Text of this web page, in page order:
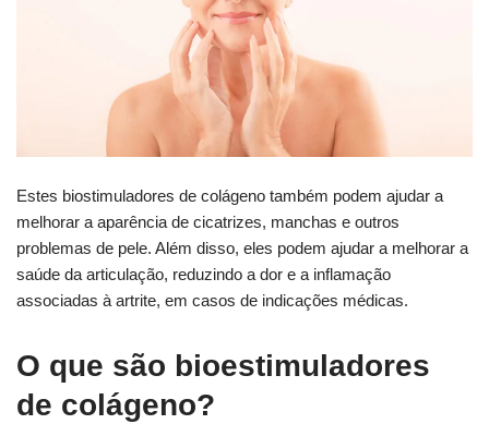
Estes biostimuladores de colágeno também podem ajudar a
melhorar a aparência de cicatrizes, manchas e outros
problemas de pele. Além disso, eles podem ajudar a melhorar a
saúde da articulação, reduzindo a dor e a inflamação
associadas à artrite, em casos de indicações médicas.
O que são bioestimuladores
de colágeno?